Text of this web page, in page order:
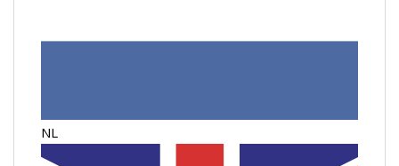
NL